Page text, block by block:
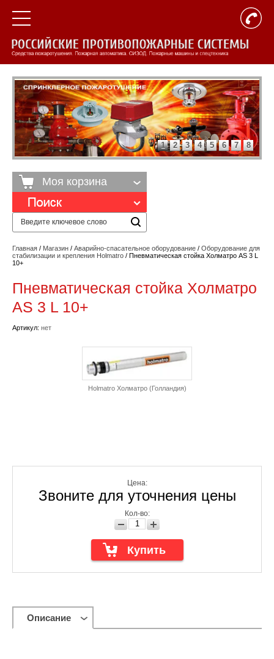
1 2 3 4 5 6 7 8
Моя корзина
Главная / Магазин / Аварийно-спасательное оборудование / Оборудование для
стабилизации и крепления Holmatro / Пневматическая стойка Холматро AS 3 L
10+
Пневматическая стойка Холматро
AS 3 L 10+
Артикул: нет
Holmatro Холматро (Голландия)
Цена:
Звоните для уточнения цены
Кол-во:
Описание